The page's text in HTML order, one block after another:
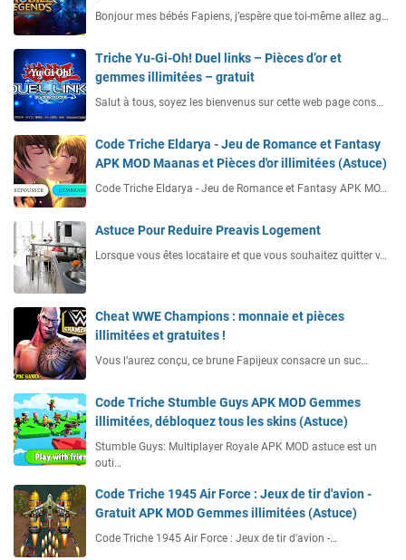
Bonjour mes bébés Fapiens, j’espère que toi-même allez ag…
Triche Yu-Gi-Oh! Duel links – Pièces d’or et
gemmes illimitées – gratuit
Salut à tous, soyez les bienvenus sur cette web page cons…
Code Triche Eldarya - Jeu de Romance et Fantasy
APK MOD Maanas et Pièces d'or illimitées (Astuce)
Code Triche Eldarya - Jeu de Romance et Fantasy APK MO…
Astuce Pour Reduire Preavis Logement
Lorsque vous êtes locataire et que vous souhaitez quitter v…
Cheat WWE Champions : monnaie et pièces
illimitées et gratuites !
Vous l’aurez conçu, ce brune Fapijeux consacre un suc…
Code Triche Stumble Guys APK MOD Gemmes
illimitées, débloquez tous les skins (Astuce)
Stumble Guys: Multiplayer Royale APK MOD astuce est un
outi…
Code Triche 1945 Air Force : Jeux de tir d'avion -
Gratuit APK MOD Gemmes illimitées (Astuce)
Code Triche 1945 Air Force : Jeux de tir d'avion -…